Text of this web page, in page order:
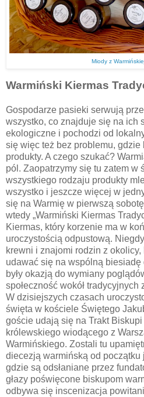
Miody z
Warmiński Kiermas
Gospodarze pasieki serwują
wszystko, co znajduje się na ich
ekologiczne i pochodzi od
się więc też bez problemu,
produkty. A czego szukać?
pól. Zaopatrzymy się tu zatem w
wszystkiego rodzaju produkty
wszystko i jeszcze więcej w
się na Warmię w pierwszą
wtedy „Warmiński Kiermas
Kiermas, który korzenie ma w
uroczystością odpustową.
krewni i znajomi rodzin z
udawać się na wspólną biesiadę
były okazją do wymiany
społeczność wokół tradycyjnych
W dzisiejszych czasach
święta w kościele Świętego
goście udają się na Trakt
królewskiego wiodącego z
Warmińskiego. Zostali tu
diecezją warmińską od
gdzie są odsłaniane przez
głazy poświęcone biskupom
odbywa się inscenizacja